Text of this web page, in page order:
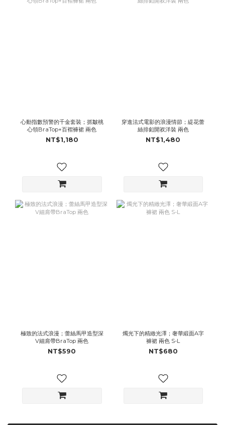
心動指數預警的千金套裝；抓皺桃
心領BraTop+百褶褲裙 兩色
NT$1,180
穿進法式電影的浪漫情節；緹花蕾
絲排釦開衩洋裝 兩色
NT$1,480
極致的法式浪漫；蕾絲馬甲造型深
V細肩帶BraTop 兩色
NT$590
燭光下的精緻光澤；奢華緞面A字
褲裙 兩色 S-L
NT$680